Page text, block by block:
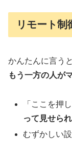
リモート制
かんたんに言うと
もう一方の人が
「ここを押
って見せら
むずかしい設